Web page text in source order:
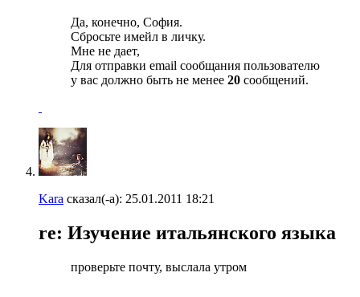
Да, конечно, София.
Сбросьте имейл в личку.
Мне не дает,
Для отправки email сообщания пользователю
у вас должно быть не менее 20 сообщений.
Kara сказал(-а): 25.01.2011 18:21
re: Изучение итальянского языка
проверьте почту, выслала утром